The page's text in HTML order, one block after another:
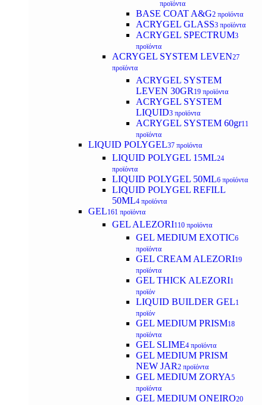
προϊόντα
BASE COAT A&G2 προϊόντα
ACRYGEL GLASS3 προϊόντα
ACRYGEL SPECTRUM3
προϊόντα
ACRYGEL SYSTEM LEVEN27
προϊόντα
ACRYGEL SYSTEM
LEVEN 30GR 19 προϊόντα
ACRYGEL SYSTEM
LIQUID3 προϊόντα
ACRYGEL SYSTEM 60gr11
προϊόντα
LIQUID POLYGEL37 προϊόντα
LIQUID POLYGEL 15ML24
προϊόντα
LIQUID POLYGEL 50ML6 προϊόντα
LIQUID POLYGEL REFILL
50ML4 προϊόντα
GEL161 προϊόντα
GEL ALEZORI110 προϊόντα
GEL MEDIUM EXOTIC6
προϊόντα
GEL CREAM ALEZORI19
προϊόντα
GEL THICK ALEZORI1
προϊόν
LIQUID BUILDER GEL1
προϊόν
GEL MEDIUM PRISM18
προϊόντα
GEL SLIME4 προϊόντα
GEL MEDIUM PRISM
NEW JAR2 προϊόντα
GEL MEDIUM ZORYA5
προϊόντα
GEL MEDIUM ONEIRO20